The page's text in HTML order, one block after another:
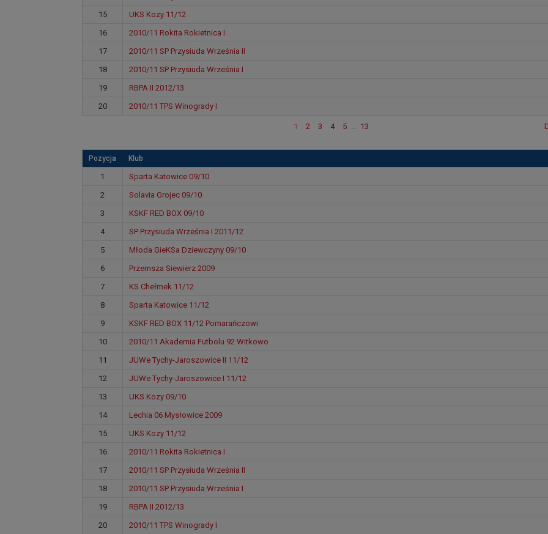
15
UKS Kozy 11/12
16
2010/11 Rokita Rokietnica I
17
2010/11 SP Przysiuda Września II
18
2010/11 SP Przysiuda Września I
19
RBPA II 2012/13
20
2010/11 TPS Winogrady I
1 2 3 4 5 … 13
Pozycja Klub
1
Sparta Katowice 09/10
2
Solavia Grojec 09/10
3
KSKF RED BOX 09/10
4
SP Przysiuda Września I 2011/12
5
Młoda GieKSa Dziewczyny 09/10
6
Przemsza Siewierz 2009
7
KS Chełmek 11/12
8
Sparta Katowice 11/12
9
KSKF RED BOX 11/12 Pomarańczowi
10
2010/11 Akademia Futbolu 92 Witkowo
11
JUWe Tychy-Jaroszowice II 11/12
12
JUWe Tychy-Jaroszowice I 11/12
13
UKS Kozy 09/10
14
Lechia 06 Mysłowice 2009
15
UKS Kozy 11/12
16
2010/11 Rokita Rokietnica I
17
2010/11 SP Przysiuda Września II
18
2010/11 SP Przysiuda Września I
19
RBPA II 2012/13
20
2010/11 TPS Winogrady I